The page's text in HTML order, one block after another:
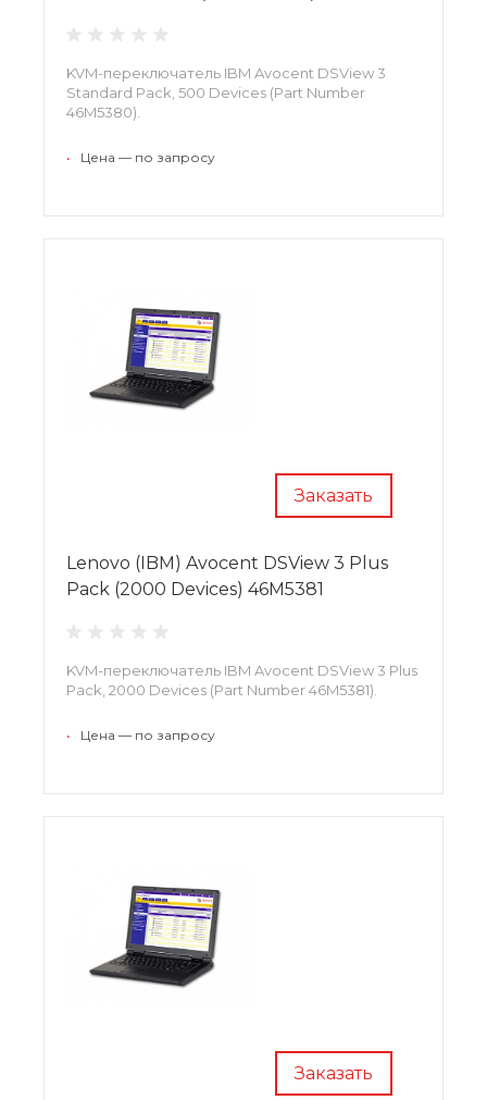
KVM-переключатель IBM Avocent DSView 3
Standard Pack, 500 Devices (Part Number
46M5380).
• Цена — по запросу
Заказать
Lenovo (IBM) Avocent DSView 3 Plus
Pack (2000 Devices) 46M5381
KVM-переключатель IBM Avocent DSView 3 Plus
Pack, 2000 Devices (Part Number 46M5381).
• Цена — по запросу
Заказать